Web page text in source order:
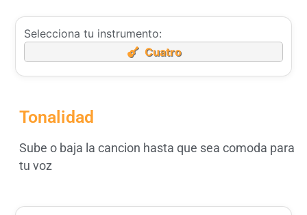
Selecciona tu instrumento:
Cuatro
Tonalidad
Sube o baja la cancion hasta que sea comoda para
tu voz